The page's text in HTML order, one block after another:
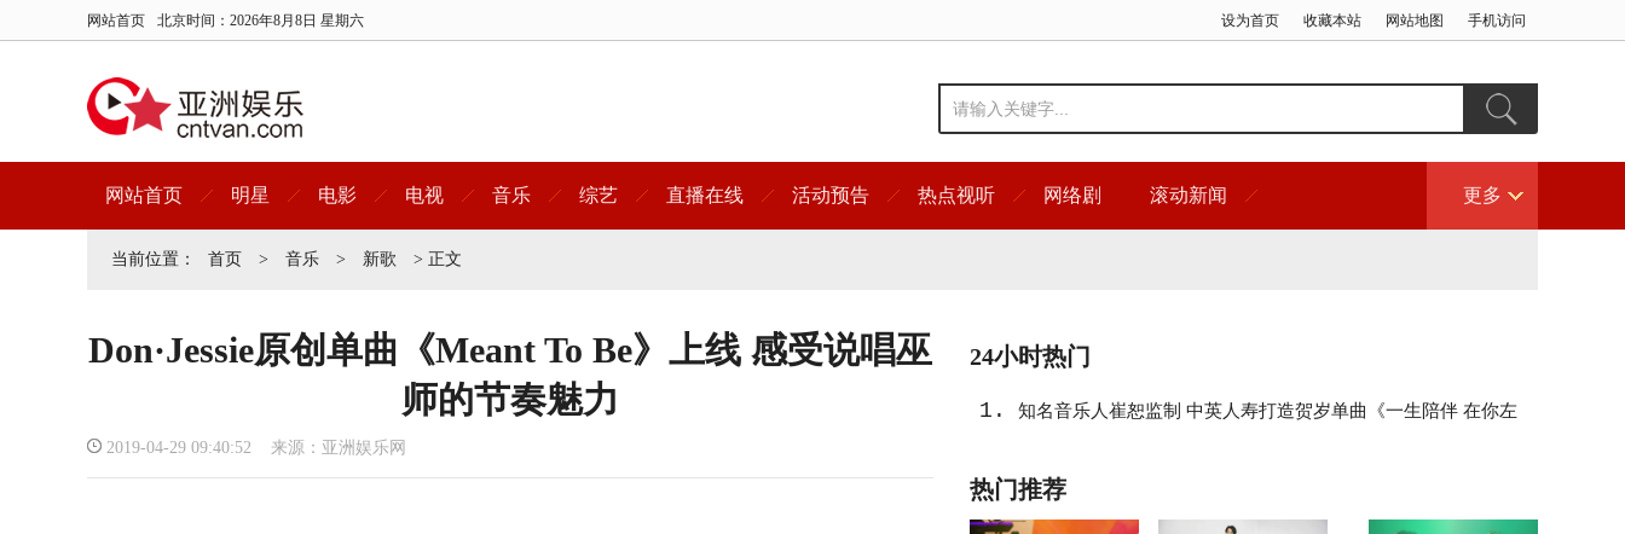
网站首页 北京时间： 2026年8月8日 星期六 设为首页 收藏本站 网站地图 手机访问
网站首页 明星 电影 电视 音乐 综艺 直播在线 活动预告 热点视听 网络剧 滚动新闻 更多
当前位置： 首页 > 音乐 > 新歌 > 正文
Don·Jessie原创单曲《Meant To Be》上线 感受说唱巫
师的节奏魅力
2019-04-29 09:40:52 来源：亚洲娱乐网
24小时热门
1. 知名音乐人崔恕监制 中英人寿打造贺岁单曲《一生陪伴 在你左
热门推荐